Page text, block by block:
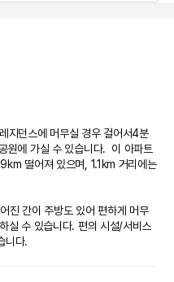
지던스에 머무실 경우 걸어서4분
원에 가실 수 있습니다.  이 아파트
떨어져 있으며, 1.1km 거리에는
진 간이 주방도 있어 편하게 머무
실 수 있습니다. 편의 시설/서비스
니다.